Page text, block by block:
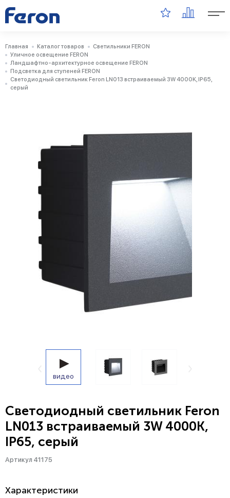
Главная Каталог товаров
Светильники FERON
Уличное освещение FERON
Ландшафтно-архитектурное освещение FERON
Подсветка для ступеней FERON
Светодиодный светильник Feron LN013 встраиваемый 3W 4000K, IP65,
серый
видео
Светодиодный светильник Feron
LN013 встраиваемый 3W 4000K,
IP65, серый
Артикул 41175
Характеристики